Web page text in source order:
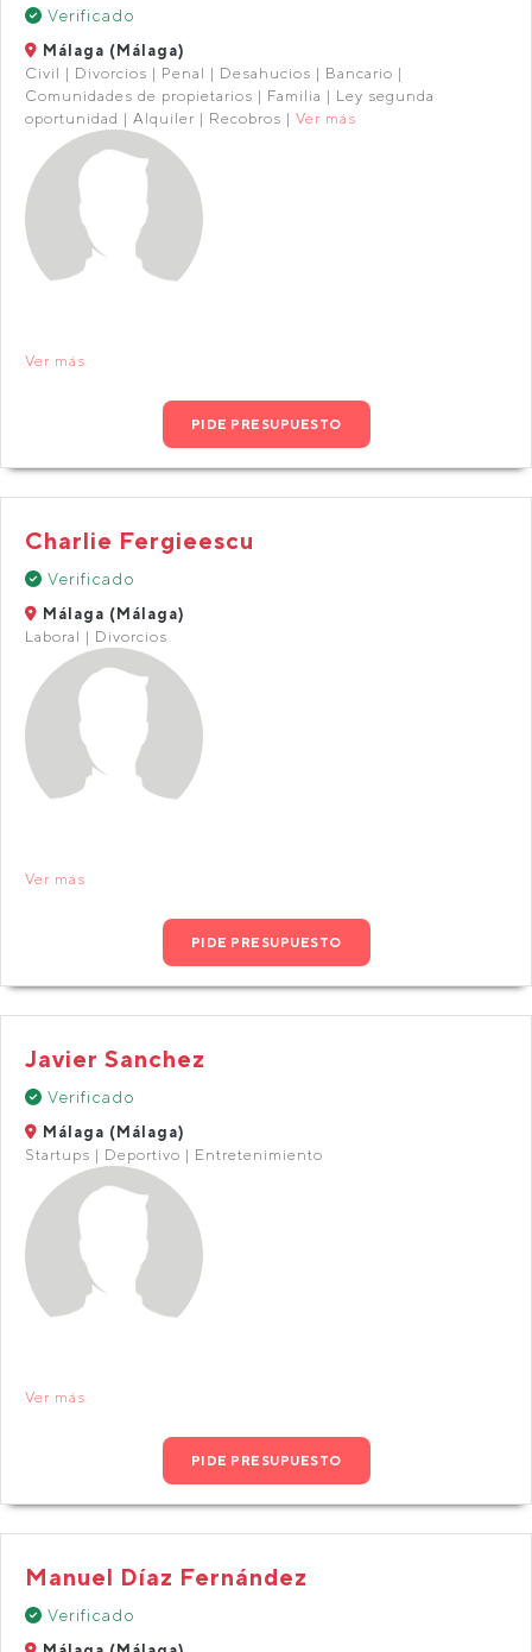
Verificado
Málaga (Málaga)
Civil | Divorcios | Penal | Desahucios | Bancario |
Comunidades de propietarios | Familia | Ley segunda
oportunidad | Alquiler | Recobros | Ver más
Ver más
PIDE PRESUPUESTO
Charlie Fergieescu
Verificado
Málaga (Málaga)
Laboral | Divorcios
Ver más
PIDE PRESUPUESTO
Javier Sanchez
Verificado
Málaga (Málaga)
Startups | Deportivo | Entretenimiento
Ver más
PIDE PRESUPUESTO
Manuel Díaz Fernández
Verificado